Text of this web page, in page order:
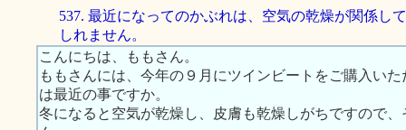
537. 最近になってのかぶれは、空気の乾燥が関係し
しれません。
こんにちは、ももさん。
ももさんには、今年の９月にツインビートをご購入い
は最近の事ですか。
冬になると空気が乾燥し、皮膚も乾燥しがちですので